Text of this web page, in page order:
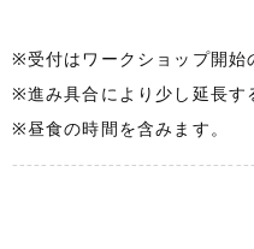
※受付はワークショップ開始
※進み具合により少し延長す
※昼食の時間を含みます。